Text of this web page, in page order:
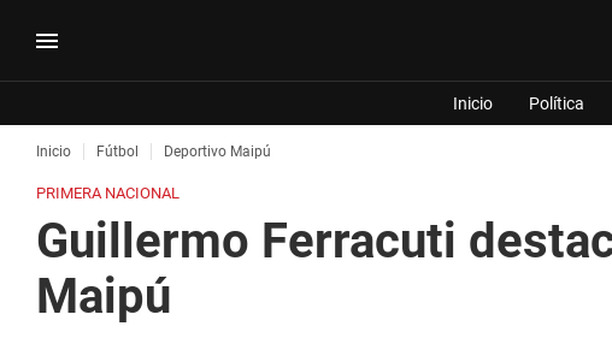
Inicio Política
Inicio Fútbol Deportivo Maipú
PRIMERA NACIONAL
Guillermo Ferracuti
Maipú